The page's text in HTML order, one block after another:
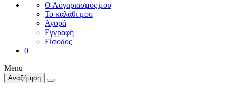
Ο Λογαριασμός μου
Το καλάθι μου
Αγορά
Εγγραφή
Είσοδος
0
Menu
Αναζήτηση